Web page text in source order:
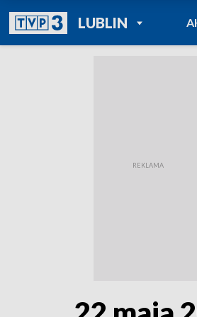
LUBLINPOWRÓT DO
TVP REGIONY